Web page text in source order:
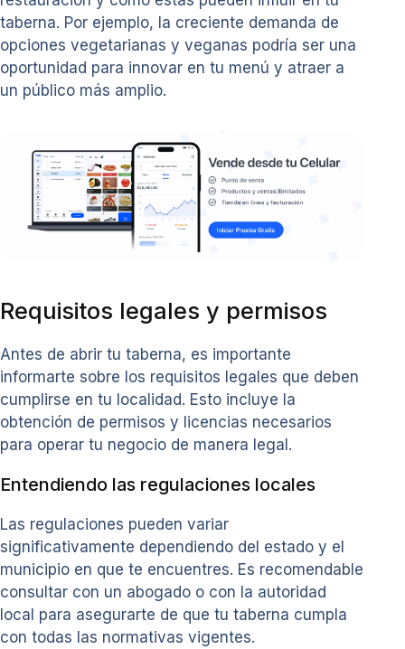
taberna. Por ejemplo, la creciente demanda de
opciones vegetarianas y veganas podría ser una
oportunidad para innovar en tu menú y atraer a
un público más amplio.
Requisitos legales y permisos
Antes de abrir tu taberna, es importante
informarte sobre los requisitos legales que deben
cumplirse en tu localidad. Esto incluye la
obtención de permisos y licencias necesarios
para operar tu negocio de manera legal.
Entendiendo las regulaciones locales
Las regulaciones pueden variar
significativamente dependiendo del estado y el
municipio en que te encuentres. Es recomendable
consultar con un abogado o con la autoridad
local para asegurarte de que tu taberna cumpla
con todas las normativas vigentes.